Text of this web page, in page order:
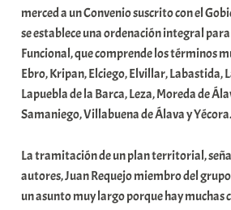
r
r
i
o
x
a
o
m
u
merced a un Convenio suscrito con el
se establece una ordenación integral
Funcional, que comprende los términos
Ebro, Kripan, Elciego, Elvillar, Labastida,
Lapuebla de la Barca, Leza, Moreda de
Samaniego, Villabuena de Álava y Yécora.
La tramitación de un plan territorial,
autores, Juan Requejo miembro del
un asunto muy largo porque hay muchas